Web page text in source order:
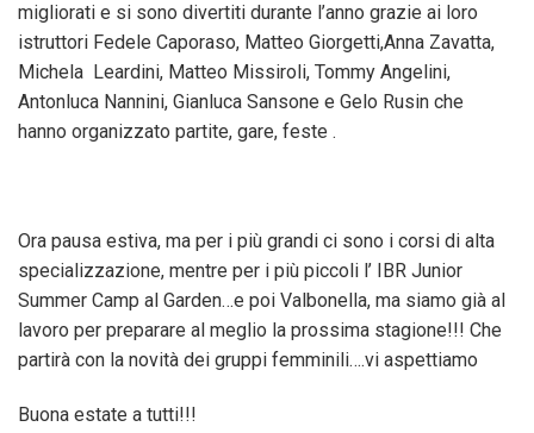
migliorati e si sono divertiti durante l’anno grazie ai loro
istruttori Fedele Caporaso, Matteo Giorgetti,Anna Zavatta,
Michela Leardini, Matteo Missiroli, Tommy Angelini,
Antonluca Nannini, Gianluca Sansone e Gelo Rusin che
hanno organizzato partite, gare, feste .
Ora pausa estiva, ma per i più grandi ci sono i corsi di alta
specializzazione, mentre per i più piccoli l’ IBR Junior
Summer Camp al Garden…e poi Valbonella, ma siamo già al
lavoro per preparare al meglio la prossima stagione!!! Che
partirà con la novità dei gruppi femminili….vi aspettiamo
Buona estate a tutti!!!